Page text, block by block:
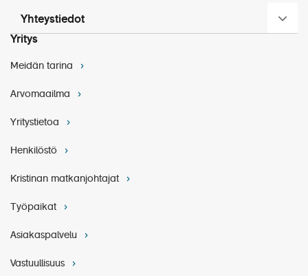
Yhteystiedot
Yritys
Meidän tarina
Arvomaailma
Yritystietoa
Henkilöstö
Kristinan matkanjohtajat
Työpaikat
Asiakaspalvelu
Vastuullisuus